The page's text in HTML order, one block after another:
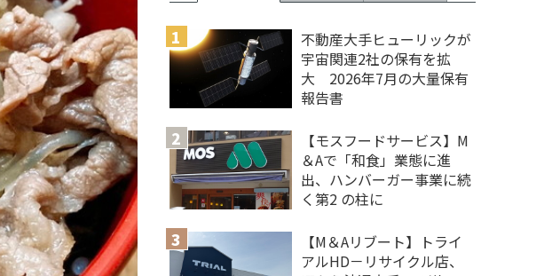
不動産大手ヒューリックが
宇宙関連2社の保有を拡
大 2026年7月の大量保有
報告書
【モスフードサービス】M
＆Aで「和食」業態に進
出、ハンバーガー事業に続
く第2 の柱に
【M＆Aリブート】トライ
アルHD－リサイクル店、